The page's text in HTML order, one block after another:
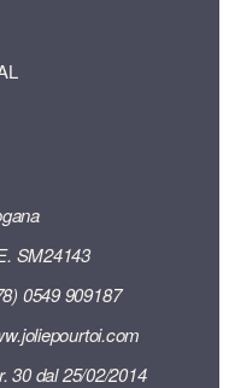
SM24143
0549 909187
30 dal 25/02/2014